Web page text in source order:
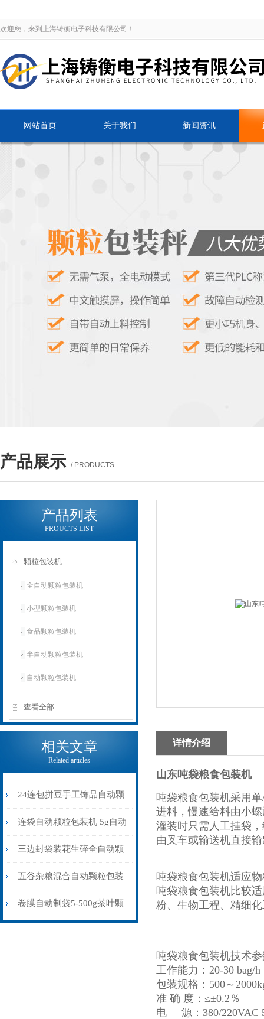
欢迎您，来到上海铸衡电子科技有限公司！
网站首页 关于我们 新闻资讯
产品展示 / PRODUCTS
产品列表
PROUCTS LIST
颗粒包装机
全自动颗粒包装机
小型颗粒包装机
食品颗粒包装机
半自动颗粒包装机
自动颗粒包装机
查看全部
相关文章
Related articles
24连包拼豆手工饰品自动颗
粒包装机防静电不堵料
连袋自动颗粒包装机 5g自动
计量包装机 三边封打包机
三边封袋装花生碎全自动颗
粒包装机1000克\包
五谷杂粮混合自动颗粒包装
机30-70克\包背封
卷膜自动制袋5-500g茶叶颗
详情介绍
山东吨袋粮食包装机
吨袋粮食包装机采用
进料，慢速给料由小
灌装时只需人工挂袋
由叉车或输送机直接
吨袋粮食包装机适应
吨袋粮食包装机比较
粉、生物工程、精细
吨袋粮食包装机技术
工作能力：20-30 bag/h
包装规格：500～
准 确 度：≤±0.2％
电 源：380/220VAC